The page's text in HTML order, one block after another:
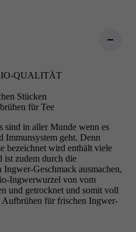
QUALITÄT
Stücken
für Tee
sind in aller Munde wenn es
Immunsystem geht. Denn
bezeichnet wird enthält viele
ist zudem durch die
Geschmack ausmachen,
Ingwerwurzel von vom
und getrocknet und somit voll
Aufbrühen für frischen Ingwer-